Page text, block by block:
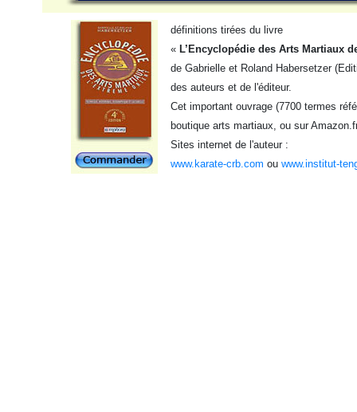
définitions tirées du livre
« L’Encyclopédie des Arts Martiaux
de Gabrielle et Roland Habersetzer
des auteurs et de l'éditeur.
Cet important ouvrage (7700 termes
boutique arts martiaux, ou sur
Sites internet de l'auteur :
www.karate-crb.com ou www.institut-